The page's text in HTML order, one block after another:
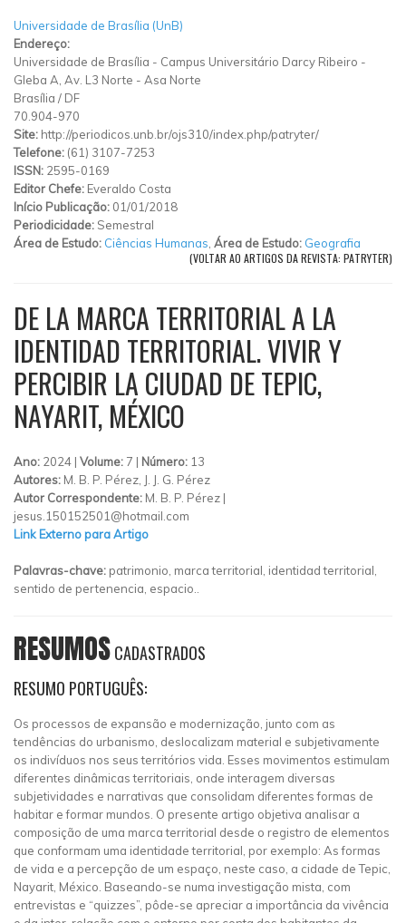
Universidade de Brasília (UnB)
Endereço:
Universidade de Brasília - Campus Universitário Darcy Ribeiro -
Gleba A, Av. L3 Norte - Asa Norte
Brasília / DF
70.904-970
Site: http://periodicos.unb.br/ojs310/index.php/patryter/
Telefone: (61) 3107-7253
ISSN: 2595-0169
Editor Chefe: Everaldo Costa
Início Publicação: 01/01/2018
Periodicidade: Semestral
Área de Estudo: Ciências Humanas Área de Estudo: Geografia
(VOLTAR AO ARTIGOS DA REVISTA: PATRYTER)
DE LA MARCA TERRITORIAL A LA
IDENTIDAD TERRITORIAL. VIVIR Y
PERCIBIR LA CIUDAD DE TEPIC,
NAYARIT, MÉXICO
Ano: 2024 | Volume: 7 | Número: 13
Autores: M. B. P. Pérez, J. J. G. Pérez
Autor Correspondente: M. B. P. Pérez |
jesus.150152501@hotmail.com
Link Externo para Artigo
Palavras-chave:patrimonio, marca territorial, identidad territorial,
sentido de pertenencia, espacio..
RESUMOSCADASTRADOS
RESUMO PORTUGUÊS:
Os processos de expansão e modernização, junto com as
tendências do urbanismo, deslocalizam material e subjetivamente
os indivíduos nos seus territórios vida. Esses movimentos estimulam
diferentes dinâmicas territoriais, onde interagem diversas
subjetividades e narrativas que consolidam diferentes formas de
habitar e formar mundos. O presente artigo objetiva analisar a
composição de uma marca territorial desde o registro de elementos
que conformam uma identidade territorial, por exemplo: As formas
de vida e a percepção de um espaço, neste caso, a cidade de Tepic,
Nayarit, México. Baseando-se numa investigação mista, com
entrevistas e “quizzes”, pôde-se apreciar a importância da vivência